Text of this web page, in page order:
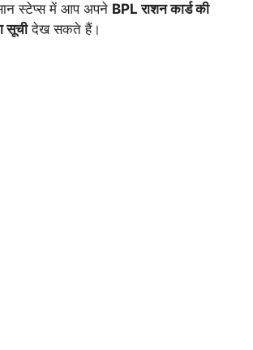
स्टेप्स में आप अपने BPL राशन कार्ड की
सूचीदेख सकते हैं।